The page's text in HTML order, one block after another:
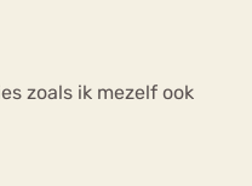
zoals ik mezelf ook